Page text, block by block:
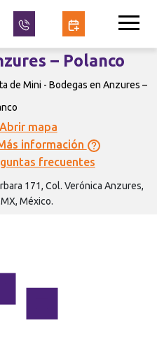
– Polanco
de Mini - Bodegas en Anzures –
Abrir mapa
información
frecuentes
171, Col. Verónica Anzures,
México.